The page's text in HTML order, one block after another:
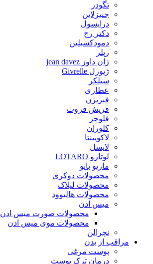
تگودر
جنیزلاین
درایسول
دکتر رج
دمودکسیلین
رپلر
ژان داوز jean davez
ژیورل Givrelle
سیلکر
عطاری
فبریژن
فریش فروت
فلوچر
کلوران
لاکویینتا
لایسل
لوتارو LOTARO
ماریو بایو
محصولات دوکری
محصولات لیلاک
محصولات هالیوود
میس ادن
محصولات صورت میس ادن
محصولات موی میس ادن
نچرالن
مراقب از بدن
پوست مرغی
درمان ترک پوست